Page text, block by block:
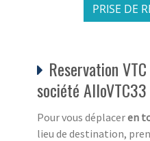
PRISE DE
Reservation
société AlloVTC33
Pour vous déplaceren
lieu de destination,